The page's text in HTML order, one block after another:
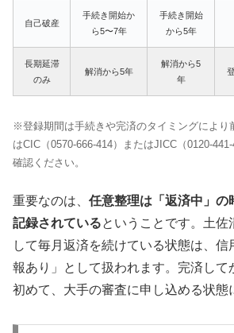
自己破産
手続き開始か
ら5〜7年
手続き開始
から5年
長期延滞
のみ
解消から5年
解消から5
年
※登録期間は手続きや完済のタイミングにより
はCIC（0570-666-414）またはJICC（0120-
確認ください。
重要なのは、 任意整理は「返済中」の
記録されているということです。土佐
して毎月返済を続けている状態は、
報あり」として扱われます。完済して
初めて、大手の審査に申し込める状態